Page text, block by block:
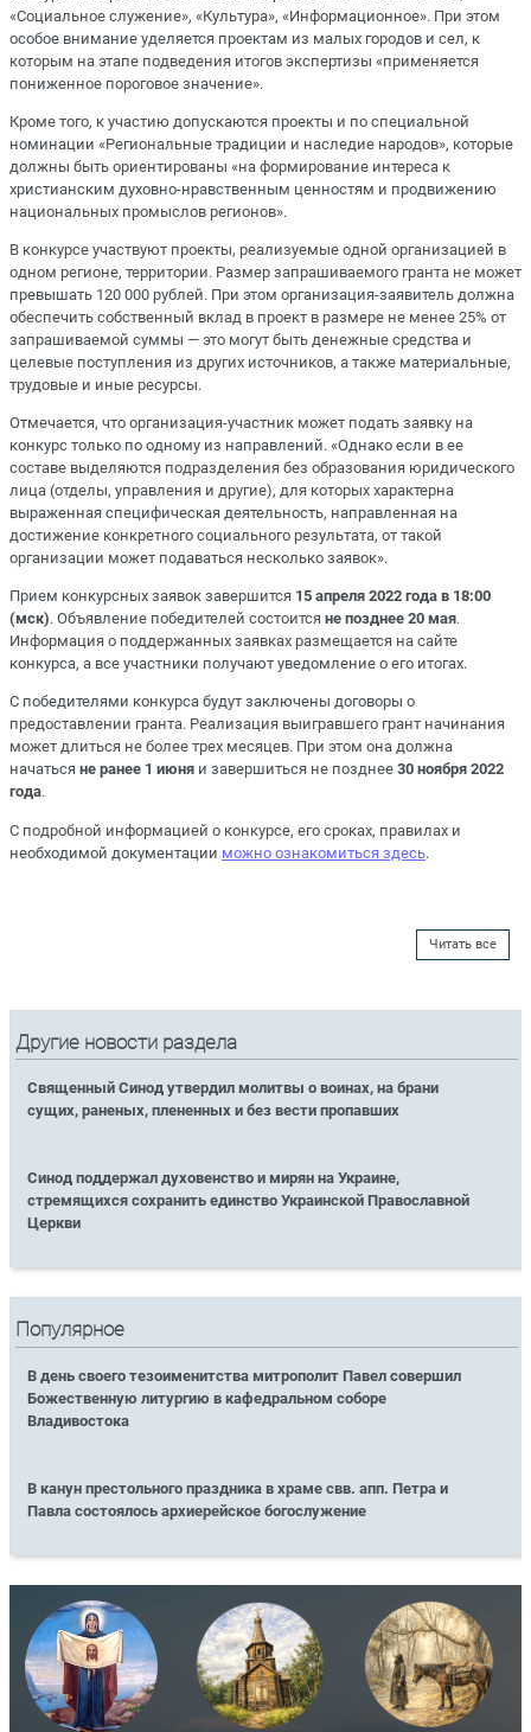
«Социальное служение», «Культура», «Информационное». При этом
особое внимание уделяется проектам из малых городов и сел, к
которым на этапе подведения итогов экспертизы «применяется
пониженное пороговое значение».
Кроме того, к участию допускаются проекты и по специальной
номинации «Региональные традиции и наследие народов», которые
должны быть ориентированы «на формирование интереса к
христианским духовно-нравственным ценностям и продвижению
национальных промыслов регионов».
В конкурсе участвуют проекты, реализуемые одной организацией в
одном регионе, территории. Размер запрашиваемого гранта не может
превышать 120 000 рублей. При этом организация-заявитель должна
обеспечить собственный вклад в проект в размере не менее 25% от
запрашиваемой суммы — это могут быть денежные средства и
целевые поступления из других источников, а также материальные,
трудовые и иные ресурсы.
Отмечается, что организация-участник может подать заявку на
конкурс только по одному из направлений. «Однако если в ее
составе выделяются подразделения без образования юридического
лица (отделы, управления и другие), для которых характерна
выраженная специфическая деятельность, направленная на
достижение конкретного социального результата, от такой
организации может подаваться несколько заявок».
Прием конкурсных заявок завершится 15 апреля 2022 года в 18:00
(мск). Объявление победителей состоится не позднее 20 мая.
Информация о поддержанных заявках размещается на сайте
конкурса, а все участники получают уведомление о его итогах.
С победителями конкурса будут заключены договоры о
предоставлении гранта. Реализация выигравшего грант начинания
может длиться не более трех месяцев. При этом она должна
начаться не ранее 1 июня и завершиться не позднее 30 ноября 2022
года.
С подробной информацией о конкурсе, его сроках, правилах и
необходимой документации можно ознакомиться здесь.
Читать все
Другие новости раздела
Священный Синод утвердил молитвы о воинах, на брани
сущих, раненых, плененных и без вести пропавших
Синод поддержал духовенство и мирян на Украине,
стремящихся сохранить единство Украинской Православной
Церкви
Популярное
В день своего тезоименитства митрополит Павел совершил
Божественную литургию в кафедральном соборе
Владивостока
В канун престольного праздника в храме свв. апп. Петра и
Павла состоялось архиерейское богослужение